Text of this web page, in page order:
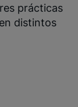
prácticas
distintos